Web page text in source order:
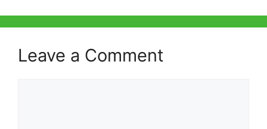
o
p
Leave a Comment